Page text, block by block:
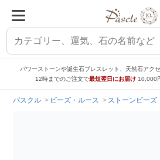
パワーストーンや誕生石ブレスレット、天然石アク
12時までのご注文で最短翌日にお届け 10,000
パスクル ビーズ・ルース ストーンビーズ